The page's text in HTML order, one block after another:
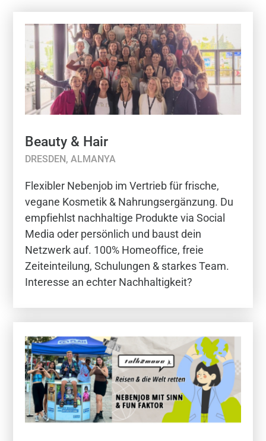
Beauty & Hair
DRESDEN, ALMANYA
Flexibler Nebenjob im Vertrieb für frische,
vegane Kosmetik & Nahrungsergänzung. Du
empfiehlst nachhaltige Produkte via Social
Media oder persönlich und baust dein
Netzwerk auf. 100% Homeoffice, freie
Zeiteinteilung, Schulungen & starkes Team.
Interesse an echter Nachhaltigkeit?